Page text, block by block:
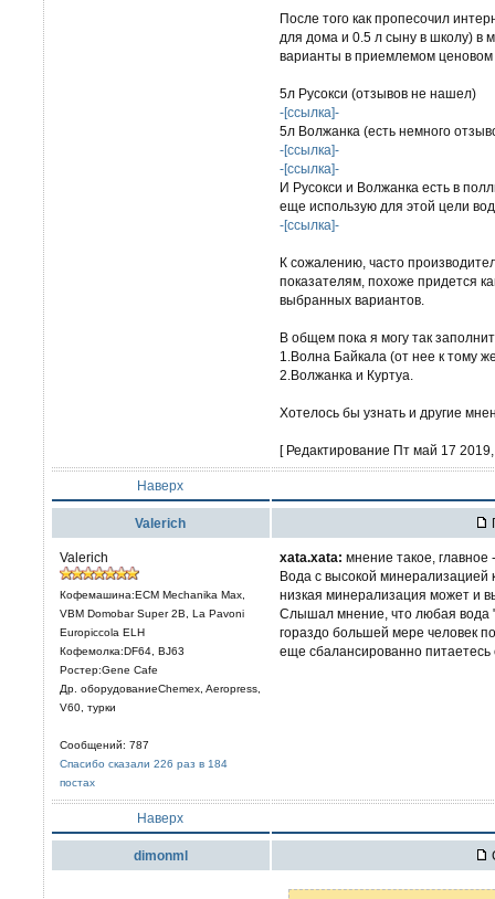
После того как пропесочил
для дома и 0.5 л сыну в школу) в
варианты в приемлемом ценовом
5л Русокси (отзывов не нашел)
-[ссылка]-
5л Волжанка (есть немного
-[ссылка]-
-[ссылка]-
И Русокси и Волжанка есть в
еще использую для этой цели
-[ссылка]-
К сожалению, часто
показателям, похоже придется
выбранных вариантов.
В общем пока я могу так
1.Волна Байкала (от нее к тому
2.Волжанка и Куртуа.
Хотелось бы узнать и другие
[ Редактирование Пт май 17
Наверх
Valerich
Valerich
Кофемашина:ECM Mechanika Max,
VBM Domobar Super 2B, La Pavoni
Europiccola ELH
Кофемолка:DF64, BJ63
Ростер:Gene Cafe
Др. оборудованиеChemex, Aeropress,
V60, турки
Сообщений: 787
Спасибо сказали 226 раз в 184
постах
xata.xata: мнение такое,
Вода с высокой минерализацией
низкая минерализация может и
Слышал мнение, что любая вода
гораздо большей мере человек
еще сбалансированно
Наверх
dimonml